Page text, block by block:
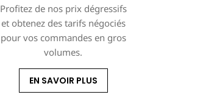
Profitez de nos prix dégressifs
et obtenez des tarifs négociés
pour vos commandes en gros
volumes.
EN SAVOIR PLUS